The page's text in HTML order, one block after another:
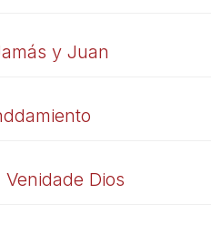
y Juan
Dios